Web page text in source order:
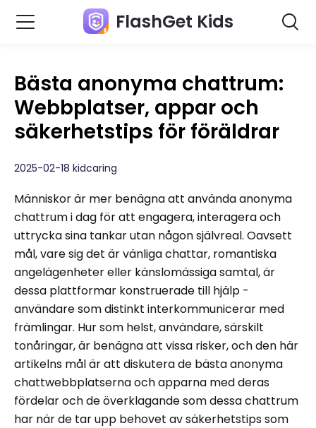
FlashGet Kids
Bästa anonyma chattrum:
Webbplatser, appar och
säkerhetstips för föräldrar
2025-02-18 kidcaring
Människor är mer benägna att använda anonyma
chattrum i dag för att engagera, interagera och
uttrycka sina tankar utan någon självreal. Oavsett
mål, vare sig det är vänliga chattar, romantiska
angelägenheter eller känslomässiga samtal, är
dessa plattformar konstruerade till hjälp -
användare som distinkt interkommunicerar med
främlingar. Hur som helst, användare, särskilt
tonåringar, är benägna att vissa risker, och den här
artikelns mål är att diskutera de bästa anonyma
chattwebbplatserna och apparna med deras
fördelar och de överklagande som dessa chattrum
har när de tar upp behovet av säkerhetstips som